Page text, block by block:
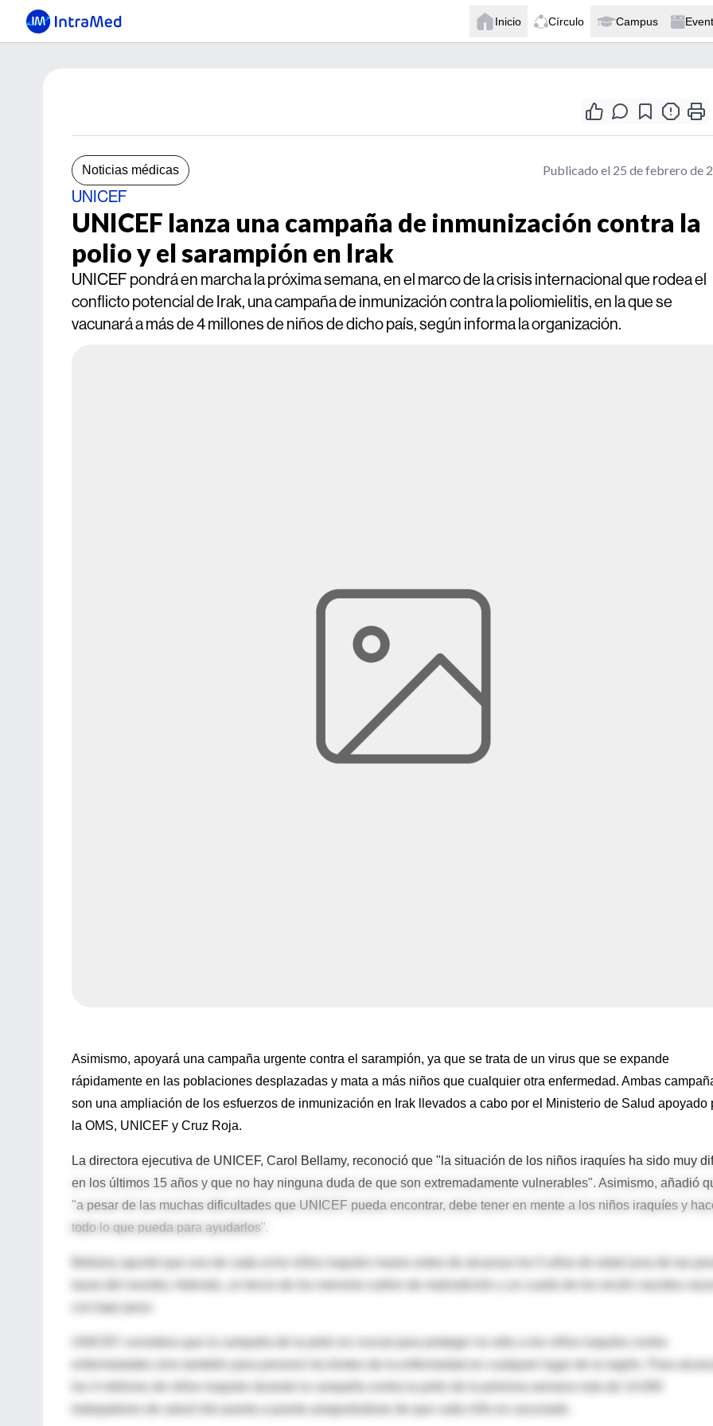
Inicio Círculo Campus
Noticias médicas Publicado el 25 de febrero de
UNICEF
UNICEF lanza una campaña de inmunización contra la
polio y el sarampión en Irak
UNICEF pondrá en marcha la próxima semana, en el marco de la crisis internacional que rodea el
conflicto potencial de Irak, una campaña de inmunización contra la poliomielitis, en la que se
vacunará a más de 4 millones de niños de dicho país, según informa la organización.
Asimismo, apoyará una campaña urgente contra el sarampión, ya que se trata de un virus que se expande
rápidamente en las poblaciones desplazadas y mata a más niños que cualquier otra enfermedad. Ambas
son una ampliación de los esfuerzos de inmunización en Irak llevados a cabo por el Ministerio de Salud apoyado
la OMS, UNICEF y Cruz Roja.
La directora ejecutiva de UNICEF, Carol Bellamy, reconoció que "la situación de los niños iraquíes ha sido muy
en los últimos 15 años y que no hay ninguna duda de que son extremadamente vulnerables". Asimismo, añadió
"a pesar de las muchas dificultades que UNICEF pueda encontrar, debe tener en mente a los niños iraquíes y
todo lo que pueda para ayudarlos".
Bellamy apuntó que uno de cada ocho niños iraquíes muere antes de alcanzar los 5 años de edad (una de las
UNICEF considera que la campaña de la polio es crucial para proteger no sólo a los niños iraquíes contra
enfermedades sino también para prevenir los brotes de la enfermedad en cualquier lugar de la región. Para
los 4 millones de niños iraquíes durante la campaña contra la polio de la próxima semana más de 14.000
trabajadores de salud irán puerta a puerta asegurándose de que cada niño es vacunado.